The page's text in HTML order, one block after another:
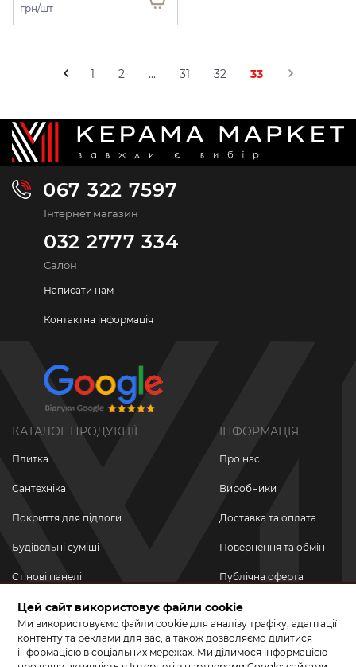
грн/шт
1 2 ... 31 32 33
067 322 7597
Інтернет магазин
032 2777 334
Салон
Написати нам
Контактна інформація
КАТАЛОГ ПРОДУКЦІЇ
Плитка
Сантехніка
Покриття для підлоги
Будівельні суміші
Стінові панелі
Новинки
Акційні товари
ІНФОРМАЦІЯ
Про нас
Виробники
Доставка та оплата
Повернення та обмін
Публічна оферта
Політика
конфіденційності
Цей сайт використовує файли cookie
Ми використовуємо файли cookie для аналізу трафіку, адаптації
контенту та реклами для вас, а також дозволяємо ділитися
інформацією в соціальних мережах. Ми ділимося інформацією